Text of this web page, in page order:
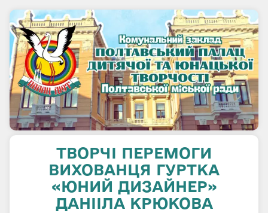
ТВОРЧІ ПЕРЕМОГИ
ВИХОВАНЦЯ ГУРТКА
«ЮНИЙ ДИЗАЙНЕР»
ДАНІІЛА КРЮКОВА